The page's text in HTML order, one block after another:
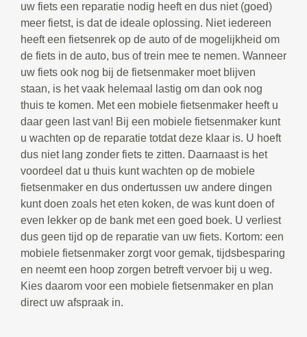
uw fiets een reparatie nodig heeft en dus niet (goed)
meer fietst, is dat de ideale oplossing. Niet iedereen
heeft een fietsenrek op de auto of de mogelijkheid om
de fiets in de auto, bus of trein mee te nemen. Wanneer
uw fiets ook nog bij de fietsenmaker moet blijven
staan, is het vaak helemaal lastig om dan ook nog
thuis te komen. Met een mobiele fietsenmaker heeft u
daar geen last van! Bij een mobiele fietsenmaker kunt
u wachten op de reparatie totdat deze klaar is. U hoeft
dus niet lang zonder fiets te zitten. Daarnaast is het
voordeel dat u thuis kunt wachten op de mobiele
fietsenmaker en dus ondertussen uw andere dingen
kunt doen zoals het eten koken, de was kunt doen of
even lekker op de bank met een goed boek. U verliest
dus geen tijd op de reparatie van uw fiets. Kortom: een
mobiele fietsenmaker zorgt voor gemak, tijdsbesparing
en neemt een hoop zorgen betreft vervoer bij u weg.
Kies daarom voor een mobiele fietsenmaker en plan
direct uw afspraak in.